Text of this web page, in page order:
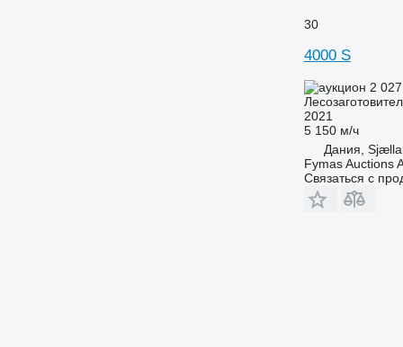
30
4000 S
2
2021
5 150 м/ч
Дания,
Fymas Auctions
Связаться с